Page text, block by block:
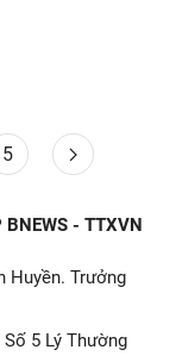
5
BNEWS - TTXVN
Huyền. Trưởng
5 Lý Thường